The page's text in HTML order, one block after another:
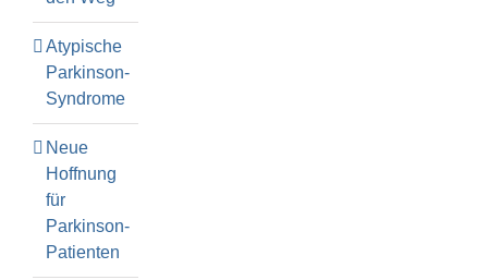
Atypische
Parkinson-
Syndrome
Neue
Hoffnung
für
Parkinson-
Patienten